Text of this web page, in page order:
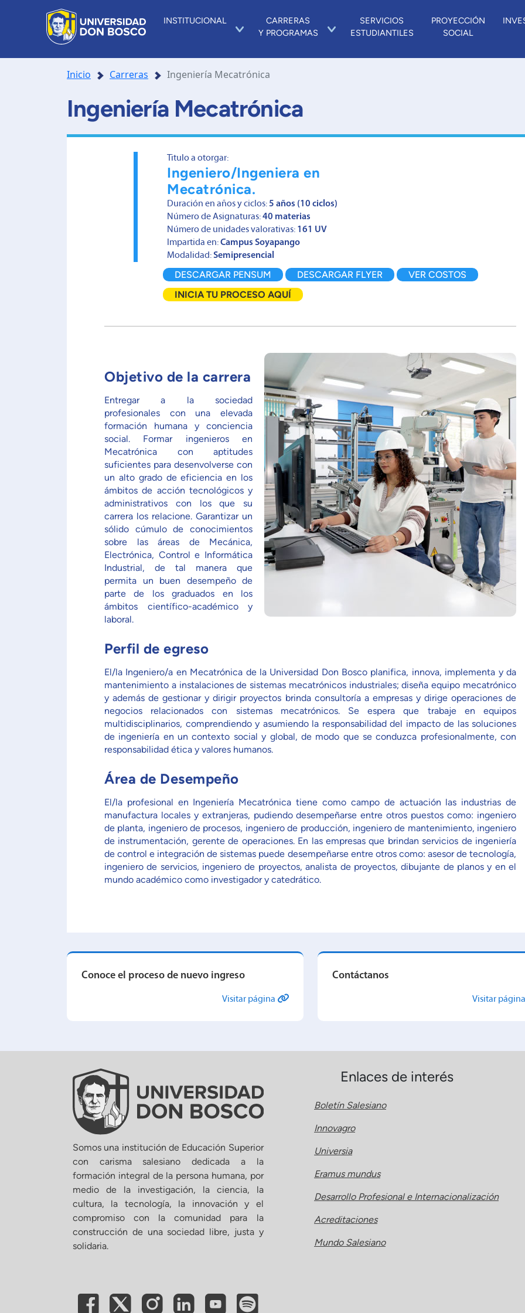
INSTITUCIONAL
CARRERAS
Y PROGRAMAS
SERVICIOS
ESTUDIANTILES
PROYECCIÓN
SOCIAL
Inicio Carreras Ingeniería Mecatrónica
Ingeniería Mecatrónica
Titulo a otorgar:
Ingeniero/Ingeniera en
Mecatrónica.
Duración en años y ciclos:5 años (10 ciclos)
Número de Asignaturas:40 materias
Número de unidades valorativas: 161 UV
Impartida en:Campus Soyapango
Modalidad:Semipresencial
DESCARGAR PENSUM DESCARGAR FLYER
VER COSTOS
INICIA TU PROCESO AQUÍ
Objetivo de la carrera
Entregar a la sociedad
profesionales con una elevada
formación humana y conciencia
social. Formar ingenieros en
Mecatrónica con aptitudes
suficientes para desenvolverse con
un alto grado de eficiencia en los
ámbitos de acción tecnológicos y
administrativos con los que su
carrera los relacione. Garantizar un
sólido cúmulo de conocimientos
sobre las áreas de Mecánica,
Electrónica, Control e Informática
Industrial, de tal manera que
permita un buen desempeño de
parte de los graduados en los
ámbitos científico-académico y
laboral.
Perfil de egreso
El/la Ingeniero/a en Mecatrónica de la Universidad Don Bosco planifica, innova, implementa y da
mantenimiento a instalaciones de sistemas mecatrónicos industriales; diseña equipo mecatrónico
y además de gestionar y dirigir proyectos brinda consultoría a empresas y dirige operaciones de
negocios relacionados con sistemas mecatrónicos. Se espera que trabaje en equipos
multidisciplinarios, comprendiendo y asumiendo la responsabilidad del impacto de las soluciones
de ingeniería en un contexto social y global, de modo que se conduzca profesionalmente, con
responsabilidad ética y valores humanos.
Área de Desempeño
El/la profesional en Ingeniería Mecatrónica tiene como campo de actuación las industrias de
manufactura locales y extranjeras, pudiendo desempeñarse entre otros puestos como: ingeniero
de planta, ingeniero de procesos, ingeniero de producción, ingeniero de mantenimiento, ingeniero
de instrumentación, gerente de operaciones. En las empresas que brindan servicios de ingeniería
de control e integración de sistemas puede desempeñarse entre otros como: asesor de tecnología,
ingeniero de servicios, ingeniero de proyectos, analista de proyectos, dibujante de planos y en el
mundo académico como investigador y catedrático.
Conoce el proceso de nuevo ingreso
Visitar página
Contáctanos
Visitar
Somos una institución de Educación Superior
con carisma salesiano dedicada a la
formación integral de la persona humana, por
medio de la investigación, la ciencia, la
cultura, la tecnología, la innovación y el
compromiso con la comunidad para la
construcción de una sociedad libre, justa y
solidaria.
Enlaces de interés
Boletín Salesiano
Innovagro
Universia
Eramus mundus
Desarrollo Profesional e Internacionalización
Acreditaciones
Mundo Salesiano